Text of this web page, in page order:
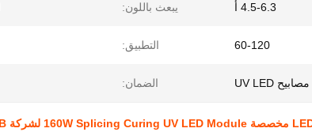
4.5-6.3 أ يبعث باللون:
60-120 التطبيق:
مصابيح UV LED الضمان: